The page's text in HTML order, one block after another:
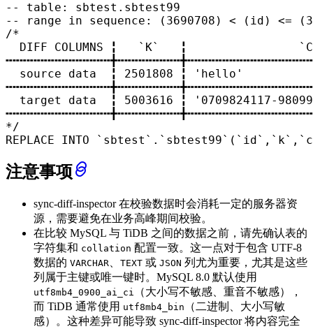
-- table: sbtest.sbtest99
-- range in sequence: (3690708) < (id) <=
/*
DIFF COLUMNS ╏   `K`   ╏
source data  ╏ 2501808 ╏ 'hello'
target data  ╏ 5003616 ╏ '0709824117-
*/
REPLACE INTO
注意事项
sync-diff-inspector 在校验数据时会消耗一定的服务器资
源，需要避免在业务高峰期间校验。
在比较 MySQL 与 TiDB 之间的数据之前，请先确认表的
字符集和 collation 配置一致。这一点对于包含 UTF-8
数据的 VARCHAR TEXT 或 JSON 列尤为重要，尤其是这些
列属于主键或唯一键时。MySQL 8.0 默认使用
utf8mb4_0900_ai_ci
（大小写不敏感、重音不敏感），
而 TiDB 通常使用 utf8mb4_bin
（二进制、大小写敏
感）。这种差异可能导致 sync-diff-inspector 将内容完全